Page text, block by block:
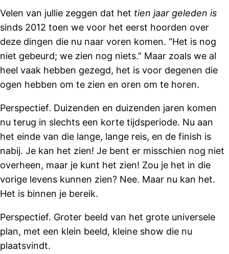
Velen van jullie zeggen dat het tien jaar geleden is
sinds 2012 toen we voor het eerst hoorden over
deze dingen die nu naar voren komen. “Het is nog
niet gebeurd; we zien nog niets.” Maar zoals we al
heel vaak hebben gezegd, het is voor degenen die
ogen hebben om te zien en oren om te horen.
Perspectief. Duizenden en duizenden jaren komen
nu terug in slechts een korte tijdsperiode. Nu aan
het einde van die lange, lange reis, en de finish is
nabij. Je kan het zien! Je bent er misschien nog niet
overheen, maar je kunt het zien! Zou je het in die
vorige levens kunnen zien? Nee. Maar nu kan het.
Het is binnen je bereik.
Perspectief. Groter beeld van het grote universele
plan, met een klein beeld, kleine show die nu
plaatsvindt.